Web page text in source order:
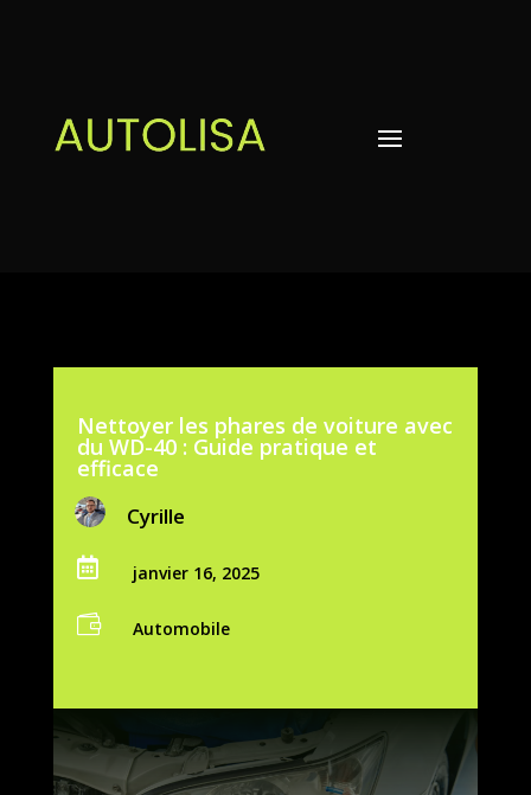
Nettoyer les phares de voiture avec
du WD-40 : Guide pratique et
efficace
Cyrille
 janvier 16, 2025
 Automobile